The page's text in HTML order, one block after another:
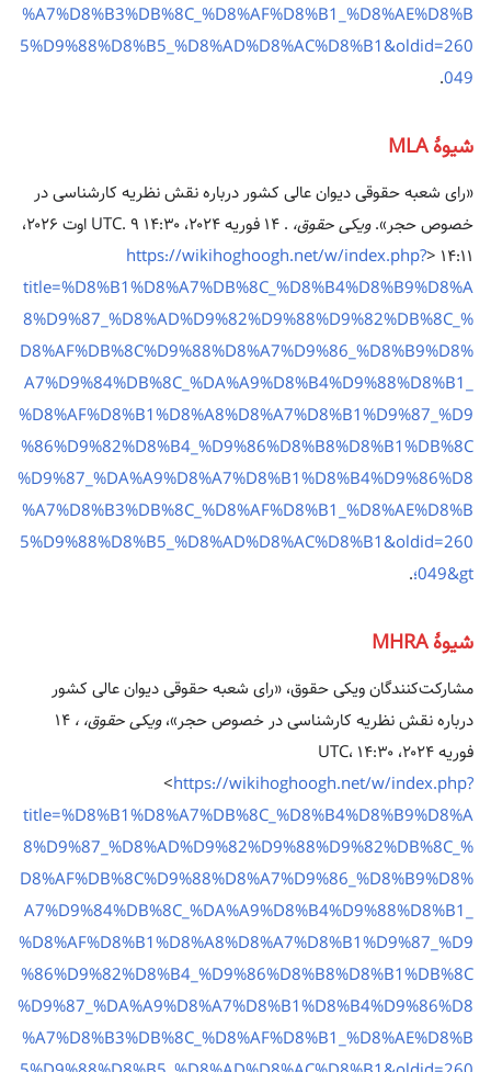
%A7%D8%B3%DB%8C_%D8%AF%D8%B1_%D8%AE%D8%B
5%D9%88%D8%B5_%D8%AD%D8%AC%D8%B1&oldid=260
049
.
شیوهٔ MLA
«رای شعبه حقوقی دیوان عالی کشور درباره نقش نظریه کارشناسی در
خصوص حجر».ویکی حقوق،
. ۱۴ فوریه ۲۰۲۴، ‏۱۴:۳۰ UTC. ۹ اوت ۲۰۲۶،
https://wikihoghoogh.net/w/index.php?
title=%D8%B1%D8%A7%DB%8C_%D8%B4%D8%B9%D8%A
8%D9%87_%D8%AD%D9%82%D9%88%D9%82%DB%8C_%
D8%AF%DB%8C%D9%88%D8%A7%D9%86_%D8%B9%D8%
A7%D9%84%DB%8C_%DA%A9%D8%B4%D9%88%D8%B1_
%D8%AF%D8%B1%D8%A8%D8%A7%D8%B1%D9%87_%D9
%86%D9%82%D8%B4_%D9%86%D8%B8%D8%B1%DB%8C
%D9%87_%DA%A9%D8%A7%D8%B1%D8%B4%D9%86%D8
%A7%D8%B3%DB%8C_%D8%AF%D8%B1_%D8%AE%D8%B
5%D9%88%D8%B5_%D8%AD%D8%AC%D8%B1&oldid=260
049&gt؛ .
شیوهٔ MHRA
مشارکت‌کنندگان ویکی حقوق، «رای شعبه حقوقی دیوان عالی کشور
درباره نقش نظریه کارشناسی در خصوص حجر»،ویکی حقوق، ، ۱۴
فوریه ۲۰۲۴، ‏۱۴:۳۰ UTC،
<https://wikihoghoogh.net/w/index.php?
title=%D8%B1%D8%A7%DB%8C_%D8%B4%D8%B9%D8%A
8%D9%87_%D8%AD%D9%82%D9%88%D9%82%DB%8C_%
D8%AF%DB%8C%D9%88%D8%A7%D9%86_%D8%B9%D8%
A7%D9%84%DB%8C_%DA%A9%D8%B4%D9%88%D8%B1_
%D8%AF%D8%B1%D8%A8%D8%A7%D8%B1%D9%87_%D9
%86%D9%82%D8%B4_%D9%86%D8%B8%D8%B1%DB%8C
%D9%87_%DA%A9%D8%A7%D8%B1%D8%B4%D9%86%D8
%A7%D8%B3%DB%8C_%D8%AF%D8%B1_%D8%AE%D8%B